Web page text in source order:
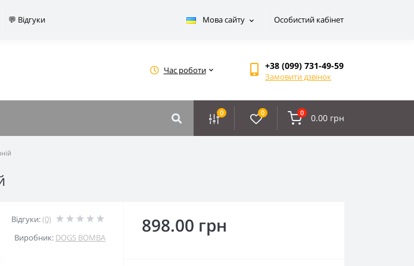
💬 Відгуки Мова сайту Особистий кабінет
Час роботи +38 (099) 731-49-59
Замовити дзвінок
0 0 0 0.00 грн
Відгуки:(0)
Виробник: DOGS BOMBA
898.00 грн